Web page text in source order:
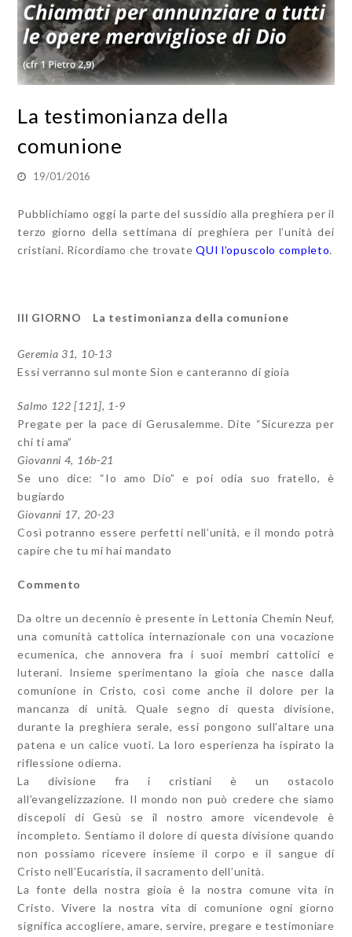
La testimonianza della
comunione
19/01/2016
Pubblichiamo oggi la parte del sussidio alla preghiera per il
terzo giorno della settimana di preghiera per l’unità dei
cristiani. Ricordiamo che trovateQUI l’opuscolo completo.
III GIORNO La testimonianza della comunione
Geremia 31, 10-13
Essi verranno sul monte Sion e canteranno di gioia
Salmo 122 [121], 1-9
Pregate per la pace di Gerusalemme. Dite “Sicurezza per
chi ti ama”
Giovanni 4, 16b-21
Se uno dice: “Io amo Dio” e poi odia suo fratello, è
bugiardo
Giovanni 17, 20-23
Così potranno essere perfetti nell’unità, e il mondo potrà
capire che tu mi hai mandato
Commento
Da oltre un decennio è presente in Lettonia Chemin Neuf,
una comunità cattolica internazionale con una vocazione
ecumenica, che annovera fra i suoi membri cattolici e
luterani. Insieme sperimentano la gioia che nasce dalla
comunione in Cristo, così come anche il dolore per la
mancanza di unità. Quale segno di questa divisione,
durante la preghiera serale, essi pongono sull’altare una
patena e un calice vuoti. La loro esperienza ha ispirato la
riflessione odierna.
La divisione fra i cristiani è un ostacolo
all’evangelizzazione. Il mondo non può credere che siamo
discepoli di Gesù se il nostro amore vicendevole è
incompleto. Sentiamo il dolore di questa divisione quando
non possiamo ricevere insieme il corpo e il sangue di
Cristo nell’Eucaristia, il sacramento dell’unità.
La fonte della nostra gioia è la nostra comune vita in
Cristo. Vivere la nostra vita di comunione ogni giorno
significa accogliere, amare, servire, pregare e testimoniare